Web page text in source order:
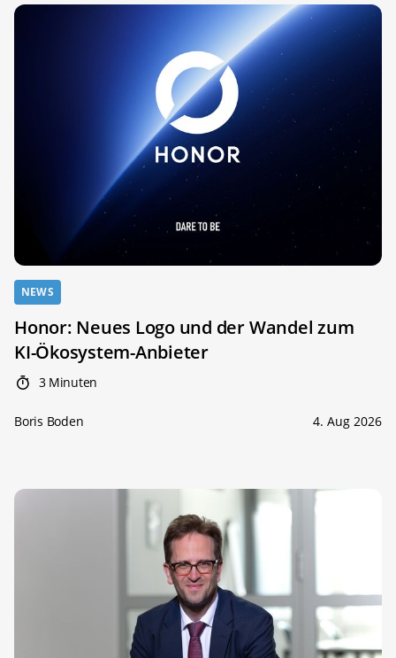
NEWS
Honor: Neues Logo und der Wandel zum
KI-Ökosystem-Anbieter
3 Minuten
Boris Boden 4. Aug 2026